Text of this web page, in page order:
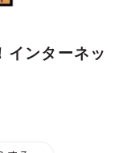
インターネッ